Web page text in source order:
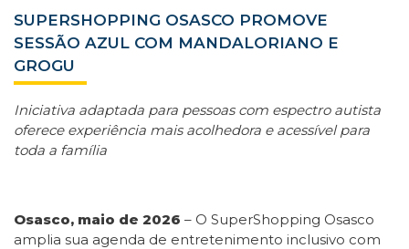
SUPERSHOPPING OSASCO PROMOVE
SESSÃO AZUL COM MANDALORIANO E
GROGU
Iniciativa adaptada para pessoas com espectro autista
oferece experiência mais acolhedora e acessível para
toda a família
Osasco, maio de 2026 – O SuperShopping Osasco
amplia sua agenda de entretenimento inclusivo com